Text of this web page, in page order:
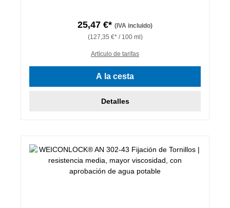
25,47 €* (IVA incluido)
(127,35 €* / 100 ml)
Artículo de tarifas
A la cesta
Detalles